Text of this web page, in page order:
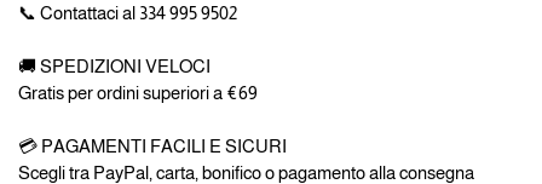
📞 Contattaci al 334 995 9502
🚚 SPEDIZIONI VELOCI
Gratis per ordini superiori a €69
💳 PAGAMENTI FACILI E SICURI
Scegli tra PayPal, carta, bonifico o pagamento alla consegna